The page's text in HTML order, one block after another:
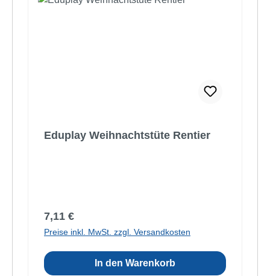
Eduplay Weihnachtstüte Rentier
Regulärer Preis:
7,11 €
Preise inkl. MwSt. zzgl. Versandkosten
In den Warenkorb